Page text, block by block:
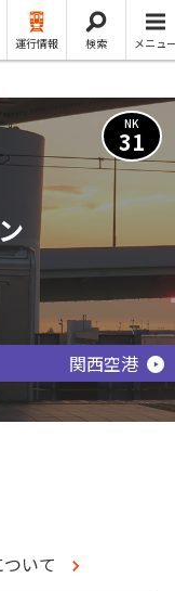
運行情報 検索 メニュ
NK
31
関西空港
いて